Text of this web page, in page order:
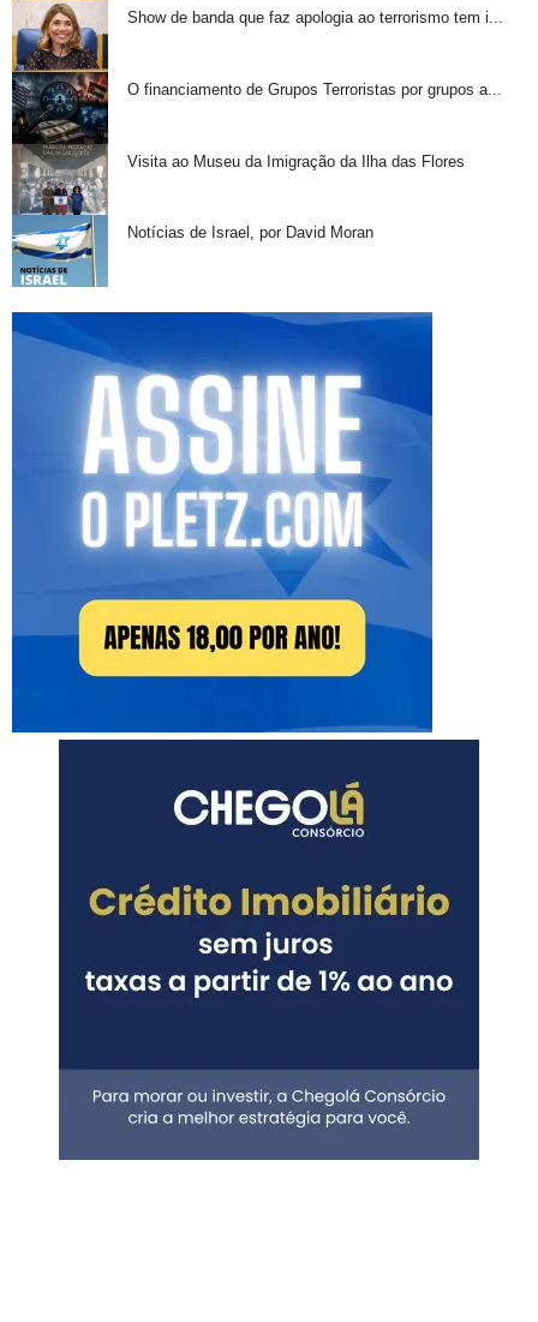
Show de banda que faz apologia ao terrorismo tem i...
O financiamento de Grupos Terroristas por grupos a...
Visita ao Museu da Imigração da Ilha das Flores
Notícias de Israel, por David Moran